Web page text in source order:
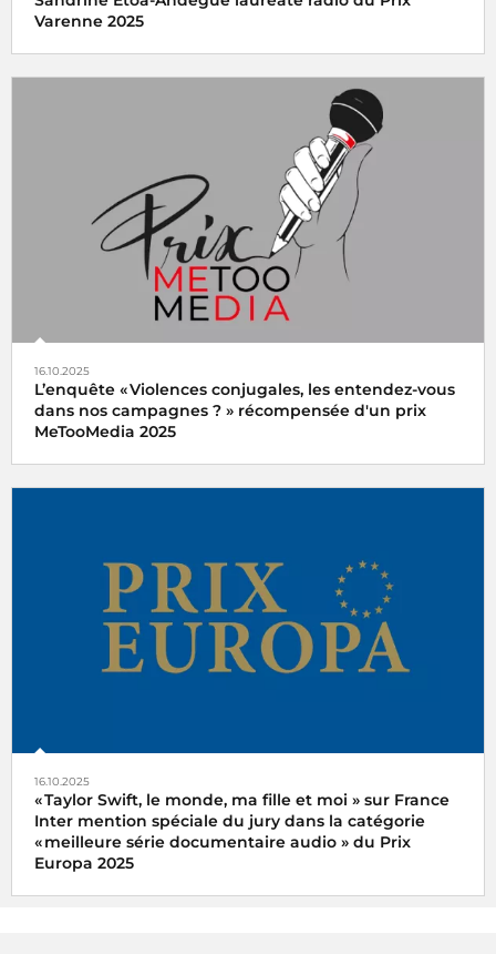
Varenne 2025
Le Prix Varenne 2025 récompense Sandrine Etoa-
La part manquante
16.10.2025
L’enquête « Violences conjugales, les entendez-vous
dans nos campagnes ? » récompensée d'un prix
MeTooMedia 2025
Interception « Violences conjugales, les entendez-vous
dans nos campagnes ? » sur France Inter
16.10.2025
« Taylor Swift, le monde, ma fille et moi » sur France
Inter mention spéciale du jury dans la catégorie
« meilleure série documentaire audio » du Prix
Europa 2025